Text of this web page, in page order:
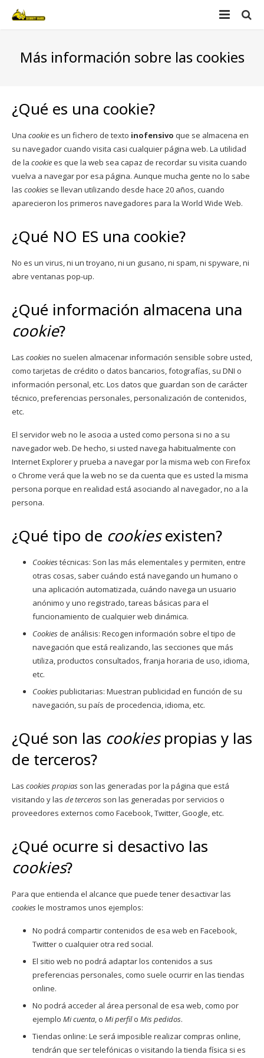
Defender
Contacto
Más información sobre las cookies
¿Qué es una cookie?
Una cookiees un fichero de texto inofensivo que se almacena en
su navegador cuando visita casi cualquier página web. La utilidad
de la cookiees que la web sea capaz de recordar su visita cuando
vuelva a navegar por esa página. Aunque mucha gente no lo sabe
las cookies se llevan utilizando desde hace 20 años, cuando
aparecieron los primeros navegadores para la World Wide Web.
¿Qué NO ES una cookie?
No es un virus, ni un troyano, ni un gusano, ni spam, ni spyware, ni
abre ventanas pop-up.
¿Qué información almacena una
cookie?
Las cookiesno suelen almacenar información sensible sobre usted,
como tarjetas de crédito o datos bancarios, fotografías, su DNI o
información personal, etc. Los datos que guardan son de carácter
técnico, preferencias personales, personalización de contenidos,
etc.
El servidor web no le asocia a usted como persona si no a su
navegador web. De hecho, si usted navega habitualmente con
Internet Explorer y prueba a navegar por la misma web con Firefox
o Chrome verá que la web no se da cuenta que es usted la misma
persona porque en realidad está asociando al navegador, no a la
persona.
¿Qué tipo de cookiesexisten?
Cookiestécnicas: Son las más elementales y permiten, entre
otras cosas, saber cuándo está navegando un humano o
una aplicación automatizada, cuándo navega un usuario
anónimo y uno registrado, tareas básicas para el
funcionamiento de cualquier web dinámica.
Cookies de análisis: Recogen información sobre el tipo de
navegación que está realizando, las secciones que más
utiliza, productos consultados, franja horaria de uso, idioma,
etc.
Cookiespublicitarias: Muestran publicidad en función de su
navegación, su país de procedencia, idioma, etc.
¿Qué son las cookiespropias y las
de terceros?
Las cookies propias son las generadas por la página que está
visitando y las de terceros son las generadas por servicios o
proveedores externos como Facebook, Twitter, Google, etc.
¿Qué ocurre si desactivo las
cookies?
Para que entienda el alcance que puede tener desactivar las
cookiesle mostramos unos ejemplos:
No podrá compartir contenidos de esa web en Facebook,
Twitter o cualquier otra red social.
El sitio web no podrá adaptar los contenidos a sus
preferencias personales, como suele ocurrir en las tiendas
online.
No podrá acceder al área personal de esa web, como por
ejemplo Mi cuenta, o Mi perfilo Mis pedidos.
Tiendas online: Le será imposible realizar compras online,
tendrán que ser telefónicas o visitando la tienda física si es